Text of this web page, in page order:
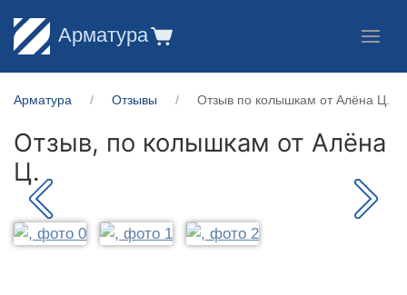
Арматура
Арматура Отзывы Отзыв по колышкам от Алёна Ц.
Отзыв, по колышкам от Алёна
Ц.